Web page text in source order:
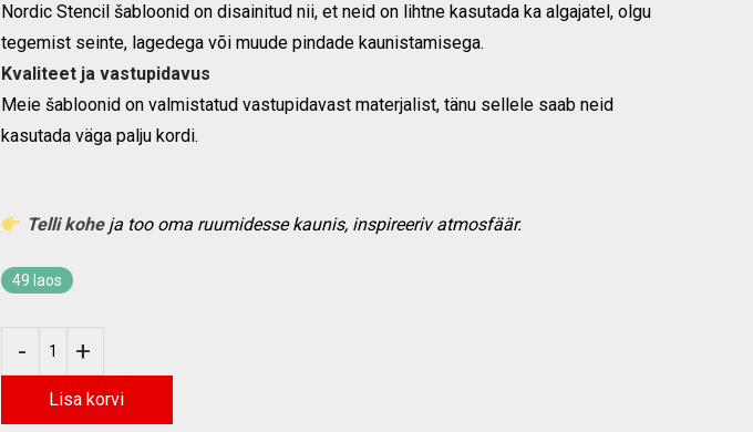
Nordic Stencil šabloonid on disainitud nii, et neid on lihtne kasutada ka algajatel, olgu
tegemist seinte, lagedega või muude pindade kaunistamisega.
Kvaliteet ja vastupidavus
Meie šabloonid on valmistatud vastupidavast materjalist, tänu sellele saab neid
kasutada väga palju kordi.
Telli koheja too oma ruumidesse kaunis, inspireeriv atmosfäär.
49 laos
Lisa korvi